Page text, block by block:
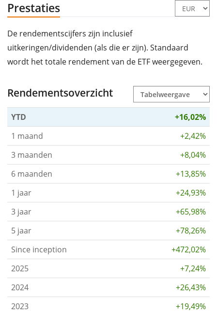
Prestaties
De rendementscijfers zijn inclusief
uitkeringen/dividenden (als die er zijn). Standaard
wordt het totale rendement van de ETF weergegeven.
Rendementsoverzicht
YTD
+16,02%
1 maand
+2,42%
3 maanden
+8,04%
6 maanden
+13,85%
1 jaar
+24,93%
3 jaar
+65,98%
5 jaar
+78,26%
Since inception
+472,02%
2025
+7,24%
2024
+26,43%
2023
+19,49%